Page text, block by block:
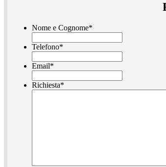
Nome e Cognome*
Telefono*
Email*
Richiesta*